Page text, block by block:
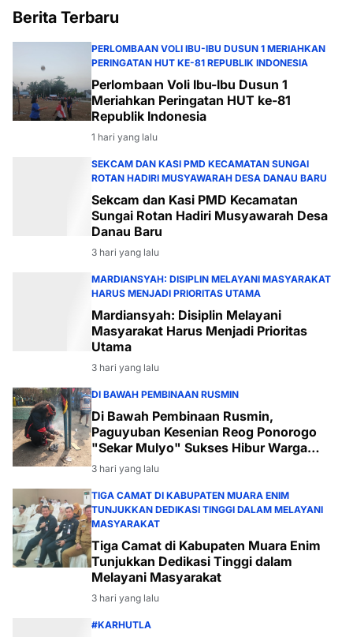
Berita Terbaru
PERLOMBAAN VOLI IBU-IBU DUSUN 1 MERIAHKAN
PERINGATAN HUT KE-81 REPUBLIK INDONESIA
Perlombaan Voli Ibu-Ibu Dusun 1
Meriahkan Peringatan HUT ke-81
Republik Indonesia
1 hari yang lalu
SEKCAM DAN KASI PMD KECAMATAN SUNGAI
ROTAN HADIRI MUSYAWARAH DESA DANAU BARU
Sekcam dan Kasi PMD Kecamatan
Sungai Rotan Hadiri Musyawarah Desa
Danau Baru
3 hari yang lalu
MARDIANSYAH: DISIPLIN MELAYANI MASYARAKAT
HARUS MENJADI PRIORITAS UTAMA
Mardiansyah: Disiplin Melayani
Masyarakat Harus Menjadi Prioritas
Utama
3 hari yang lalu
DI BAWAH PEMBINAAN RUSMIN
Di Bawah Pembinaan Rusmin,
Paguyuban Kesenian Reog Ponorogo
"Sekar Mulyo" Sukses Hibur Warga
Desa Payabakal
3 hari yang lalu
TIGA CAMAT DI KABUPATEN MUARA ENIM
TUNJUKKAN DEDIKASI TINGGI DALAM MELAYANI
MASYARAKAT
Tiga Camat di Kabupaten Muara Enim
Tunjukkan Dedikasi Tinggi dalam
Melayani Masyarakat
3 hari yang lalu
#KARHUTLA